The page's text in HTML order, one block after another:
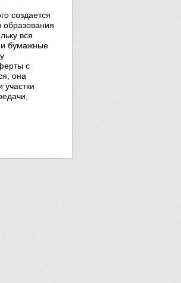
создается
образования
вся
и бумажные
с
она
участки